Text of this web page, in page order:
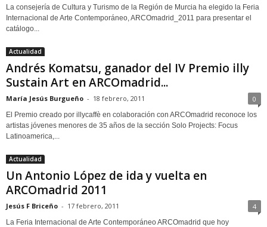
La consejería de Cultura y Turismo de la Región de Murcia ha elegido la Feria
Internacional de Arte Contemporáneo, ARCOmadrid_2011 para presentar el
catálogo...
Actualidad
Andrés Komatsu, ganador del IV Premio illy
Sustain Art en ARCOmadrid...
María Jesús Burgueño - 18 febrero, 2011 0
El Premio creado por illycaffè en colaboración con ARCOmadrid reconoce los
artistas jóvenes menores de 35 años de la sección Solo Projects: Focus
Latinoamerica,...
Actualidad
Un Antonio López de ida y vuelta en
ARCOmadrid 2011
Jesús F Briceño - 17 febrero, 2011 4
La Feria Internacional de Arte Contemporáneo ARCOmadrid que hoy